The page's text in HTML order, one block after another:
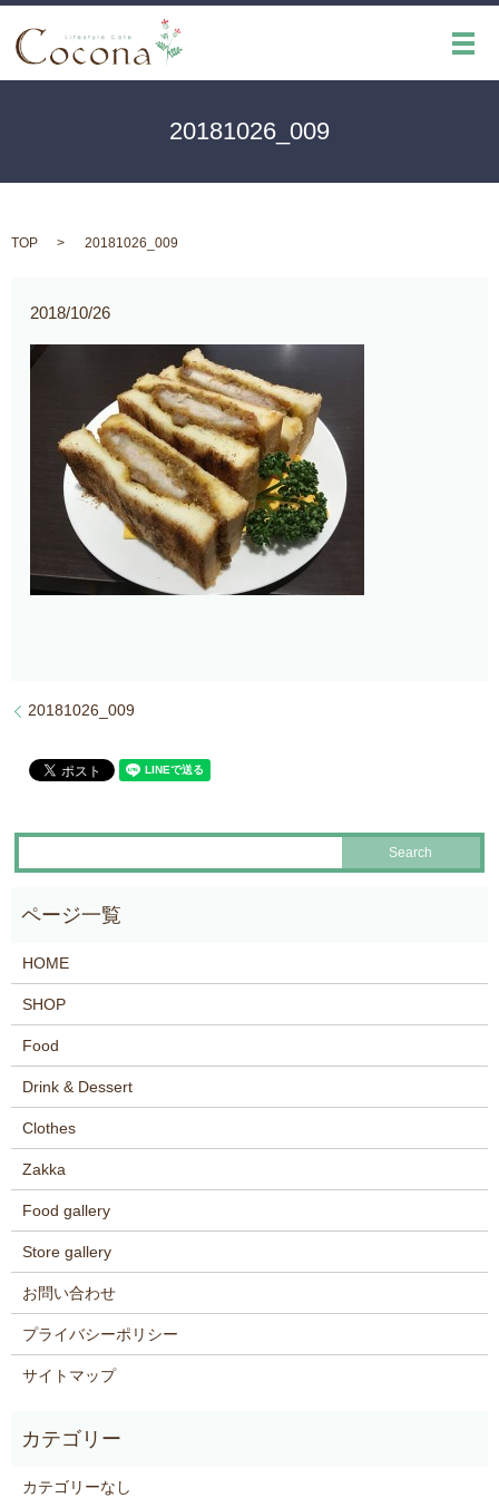
メ
20181026_009
TOP 20181026_009
2018/10/26
20181026_009
HOME
SHOP
Food
Drink & Dessert
Clothes
Zakka
Food gallery
Store gallery
お問い合わせ
プライバシーポリシー
サイトマップ
カテゴリーなし